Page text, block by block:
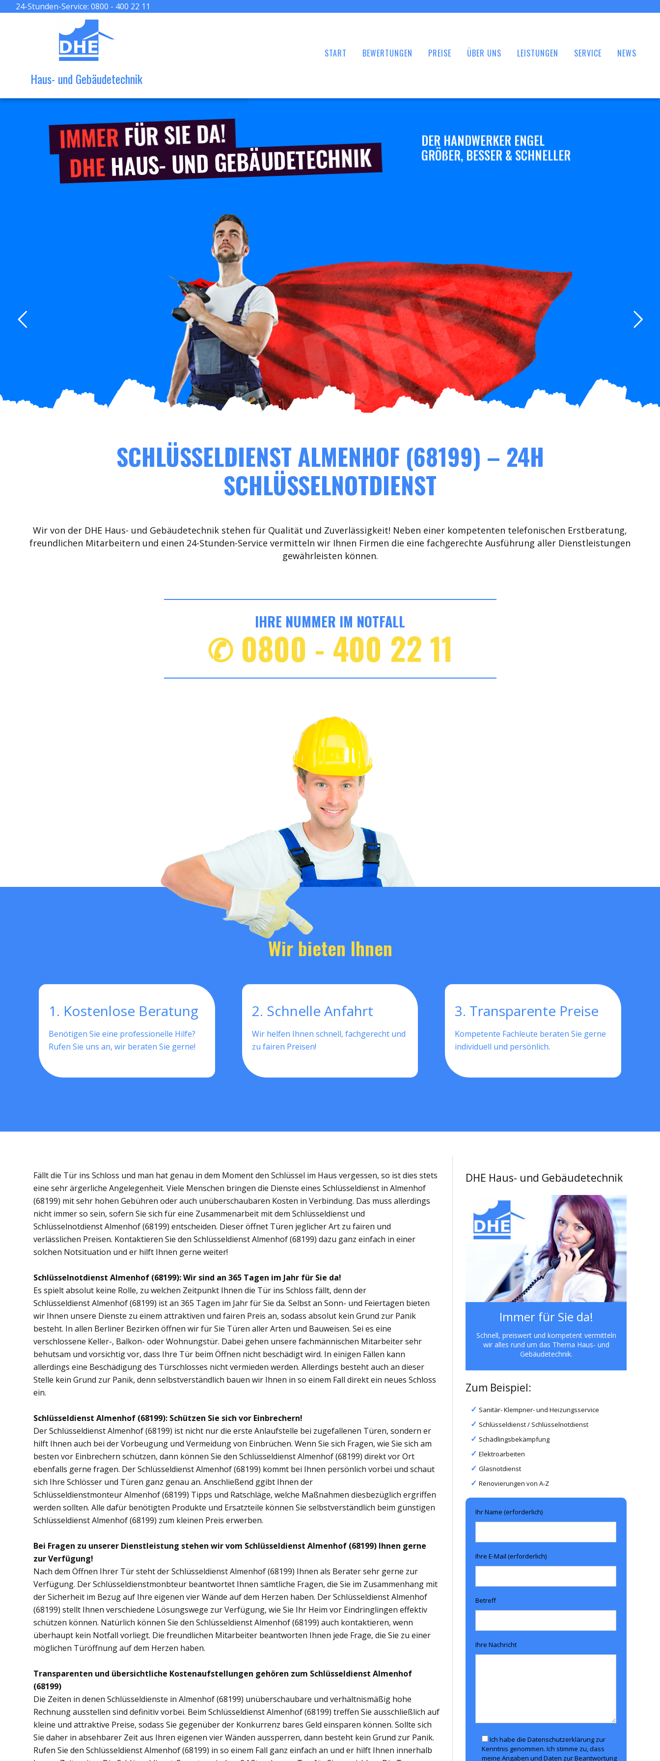
24-Stunden-Service: 0800 - 400 22 11
Haus- und Gebäudetechnik
START BEWERTUNGEN PREISE ÜBER UNS LEISTUNGEN SERVICE NEWS
IMMERFÜR SIE DA!
DHEHAUS- UND GEBÄUDETECHNIK
DER HANDWERKER ENGEL
GRÖßER, BESSER & SCHNELLER
SCHLÜSSELDIENST ALMENHOF (68199) – 24H
SCHLÜSSELNOTDIENST
Wir von der DHE Haus- und Gebäudetechnik stehen für Qualität und Zuverlässigkeit! Neben einer kompetenten telefonischen Erstberatung,
freundlichen Mitarbeitern und einen 24-Stunden-Service vermitteln wir Ihnen Firmen die eine fachgerechte Ausführung aller Dienstleistungen
gewährleisten können.
IHRE NUMMER IM NOTFALL
✆ 0800 - 400 22 11
Wir bieten Ihnen
1. Kostenlose Beratung
Benötigen Sie eine professionelle Hilfe?
Rufen Sie uns an, wir beraten Sie gerne!
2. Schnelle Anfahrt
Wir helfen Ihnen schnell, fachgerecht und
zu fairen Preisen!
3. Transparente Preise
Kompetente Fachleute beraten Sie gerne
individuell und persönlich.
DHE Haus- und Gebäudetechnik
Immer für Sie da!
Schnell, preiswert und kompetent vermitteln
wir alles rund um das Thema Haus- und
Gebäudetechnik.
Zum Beispiel:
Sanitär- Klempner- und Heizungsservice
Schlüsseldienst / Schlüsselnotdienst
Schädlingsbekämpfung
Elektroarbeiten
Glasnotdienst
Renovierungen von A-Z
Ihr Name (erforderlich)
Ihre E-Mail (erforderlich)
Betreff
Ihre Nachricht
Ich habe die Datenschutzerklärung zur
Kenntnis genommen. Ich stimme zu, dass
meine Angaben und Daten zur Beantwortung
Fällt die Tür ins Schloss und man hat genau in dem Moment den Schlüssel im Haus vergessen, so ist dies stets
eine sehr ärgerliche Angelegenheit. Viele Menschen bringen die Dienste eines Schlüsseldienst in Almenhof
(68199) mit sehr hohen Gebühren oder auch unüberschaubaren Kosten in Verbindung. Das muss allerdings
nicht immer so sein, sofern Sie sich für eine Zusammenarbeit mit dem Schlüsseldienst und
Schlüsselnotdienst Almenhof (68199) entscheiden. Dieser öffnet Türen jeglicher Art zu fairen und
verlässlichen Preisen. Kontaktieren Sie den Schlüsseldienst Almenhof (68199) dazu ganz einfach in einer
solchen Notsituation und er hilft Ihnen gerne weiter!
Schlüsselnotdienst Almenhof (68199): Wir sind an 365 Tagen im Jahr für Sie da!
Es spielt absolut keine Rolle, zu welchen Zeitpunkt Ihnen die Tür ins Schloss fällt, denn der
Schlüsseldienst Almenhof (68199) ist an 365 Tagen im Jahr für Sie da. Selbst an Sonn- und Feiertagen bieten
wir Ihnen unsere Dienste zu einem attraktiven und fairen Preis an, sodass absolut kein Grund zur Panik
besteht. In allen Berliner Bezirken öffnen wir für Sie Türen aller Arten und Bauweisen. Sei es eine
verschlossene Keller-, Balkon- oder Wohnungstür. Dabei gehen unsere fachmännischen Mitarbeiter sehr
behutsam und vorsichtig vor, dass Ihre Tür beim Öffnen nicht beschädigt wird. In einigen Fällen kann
allerdings eine Beschädigung des Türschlosses nicht vermieden werden. Allerdings besteht auch an dieser
Stelle kein Grund zur Panik, denn selbstverständlich bauen wir Ihnen in so einem Fall direkt ein neues Schloss
ein.
Schlüsseldienst Almenhof (68199): Schützen Sie sich vor Einbrechern!
Der Schlüsseldienst Almenhof (68199) ist nicht nur die erste Anlaufstelle bei zugefallenen Türen, sondern er
hilft Ihnen auch bei der Vorbeugung und Vermeidung von Einbrüchen. Wenn Sie sich Fragen, wie Sie sich am
besten vor Einbrechern schützen, dann können Sie den Schlüsseldienst Almenhof (68199) direkt vor Ort
ebenfalls gerne fragen. Der Schlüsseldienst Almenhof (68199) kommt bei Ihnen persönlich vorbei und schaut
sich Ihre Schlösser und Türen ganz genau an. Anschließend ggibt Ihnen der
Schlüsseldienstmonteur Almenhof (68199) Tipps und Ratschläge, welche Maßnahmen diesbezüglich ergriffen
werden sollten. Alle dafür benötigten Produkte und Ersatzteile können Sie selbstverständlich beim günstigen
Schlüsseldienst Almenhof (68199) zum kleinen Preis erwerben.
Bei Fragen zu unserer Dienstleistung stehen wir vom Schlüsseldienst Almenhof (68199) Ihnen gerne
zur Verfügung!
Nach dem Öffnen Ihrer Tür steht der Schlüsseldienst Almenhof (68199) Ihnen als Berater sehr gerne zur
Verfügung. Der Schlüsseldienstmonbteur beantwortet Ihnen sämtliche Fragen, die Sie im Zusammenhang mit
der Sicherheit im Bezug auf Ihre eigenen vier Wände auf dem Herzen haben. Der Schlüsseldienst Almenhof
(68199) stellt Ihnen verschiedene Lösungswege zur Verfügung, wie Sie Ihr Heim vor Eindringlingen effektiv
schützen können. Natürlich können Sie den Schlüsseldienst Almenhof (68199) auch kontaktieren, wenn
überhaupt kein Notfall vorliegt. Die freundlichen Mitarbeiter beantworten Ihnen jede Frage, die Sie zu einer
möglichen Türöffnung auf dem Herzen haben.
Transparenten und übersichtliche Kostenaufstellungen gehören zum Schlüsseldienst Almenhof
(68199)
Die Zeiten in denen Schlüsseldienste in Almenhof (68199) unüberschaubare und verhältnismäßig hohe
Rechnung ausstellen sind definitiv vorbei. Beim Schlüsseldienst Almenhof (68199) treffen Sie ausschließlich auf
kleine und attraktive Preise, sodass Sie gegenüber der Konkurrenz bares Geld einsparen können. Sollte sich
Sie daher in absehbarer Zeit aus Ihren eigenen vier Wänden aussperren, dann besteht kein Grund zur Panik.
Rufen Sie den Schlüsseldienst Almenhof (68199) in so einem Fall ganz einfach an und er hilft Ihnen innerhalb